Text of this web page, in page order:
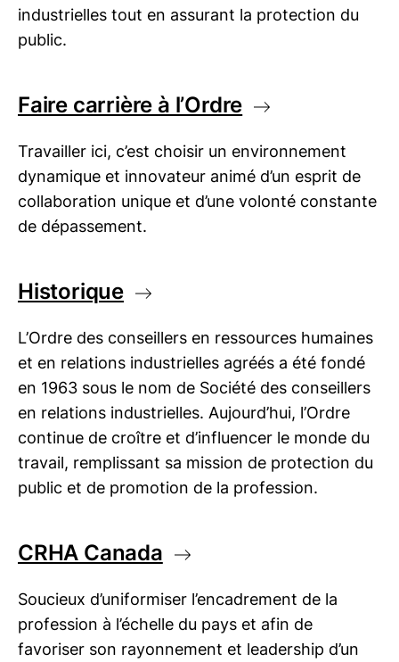
industrielles tout en assurant la protection du
public.
Faire carrière à l’Ordre
Travailler ici, c’est choisir un environnement
dynamique et innovateur animé d’un esprit de
collaboration unique et d’une volonté constante
de dépassement.
Historique
L’Ordre des conseillers en ressources humaines
et en relations industrielles agréés a été fondé
en 1963 sous le nom de Société des conseillers
en relations industrielles. Aujourd’hui, l’Ordre
continue de croître et d’influencer le monde du
travail, remplissant sa mission de protection du
public et de promotion de la profession.
CRHA Canada
Soucieux d’uniformiser l’encadrement de la
profession à l’échelle du pays et afin de
favoriser son rayonnement et leadership d’un